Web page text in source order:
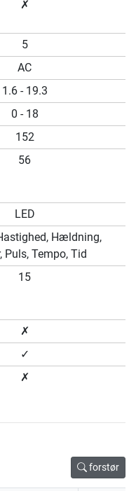
✗
5
AC
1.6 - 19.3
0 - 18
152
56
LED
Hældning,
Puls, Tempo, Tid
15
✗
✓
✗
forstør